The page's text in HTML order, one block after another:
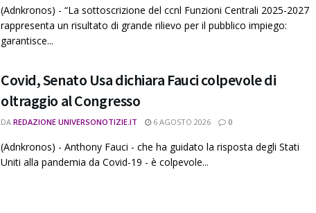
(Adnkronos) - “La sottoscrizione del ccnl Funzioni Centrali 2025-2027
rappresenta un risultato di grande rilievo per il pubblico impiego:
garantisce...
Covid, Senato Usa dichiara Fauci colpevole di
oltraggio al Congresso
DA REDAZIONE UNIVERSONOTIZIE.IT 6 AGOSTO 2026 0
(Adnkronos) - Anthony Fauci - che ha guidato la risposta degli Stati
Uniti alla pandemia da Covid-19 - è colpevole...